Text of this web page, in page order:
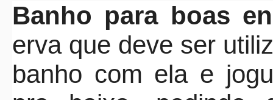
Banho para boas
erva que deve ser
banho com ela e